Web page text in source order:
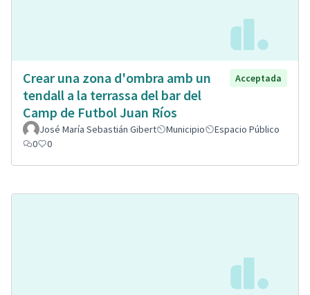
Crear una zona d'ombra amb un
tendall a la terrassa del bar del
Camp de Futbol Juan Ríos
Acceptada
José María Sebastián Gibert Municipio
Espacio Público
0
0